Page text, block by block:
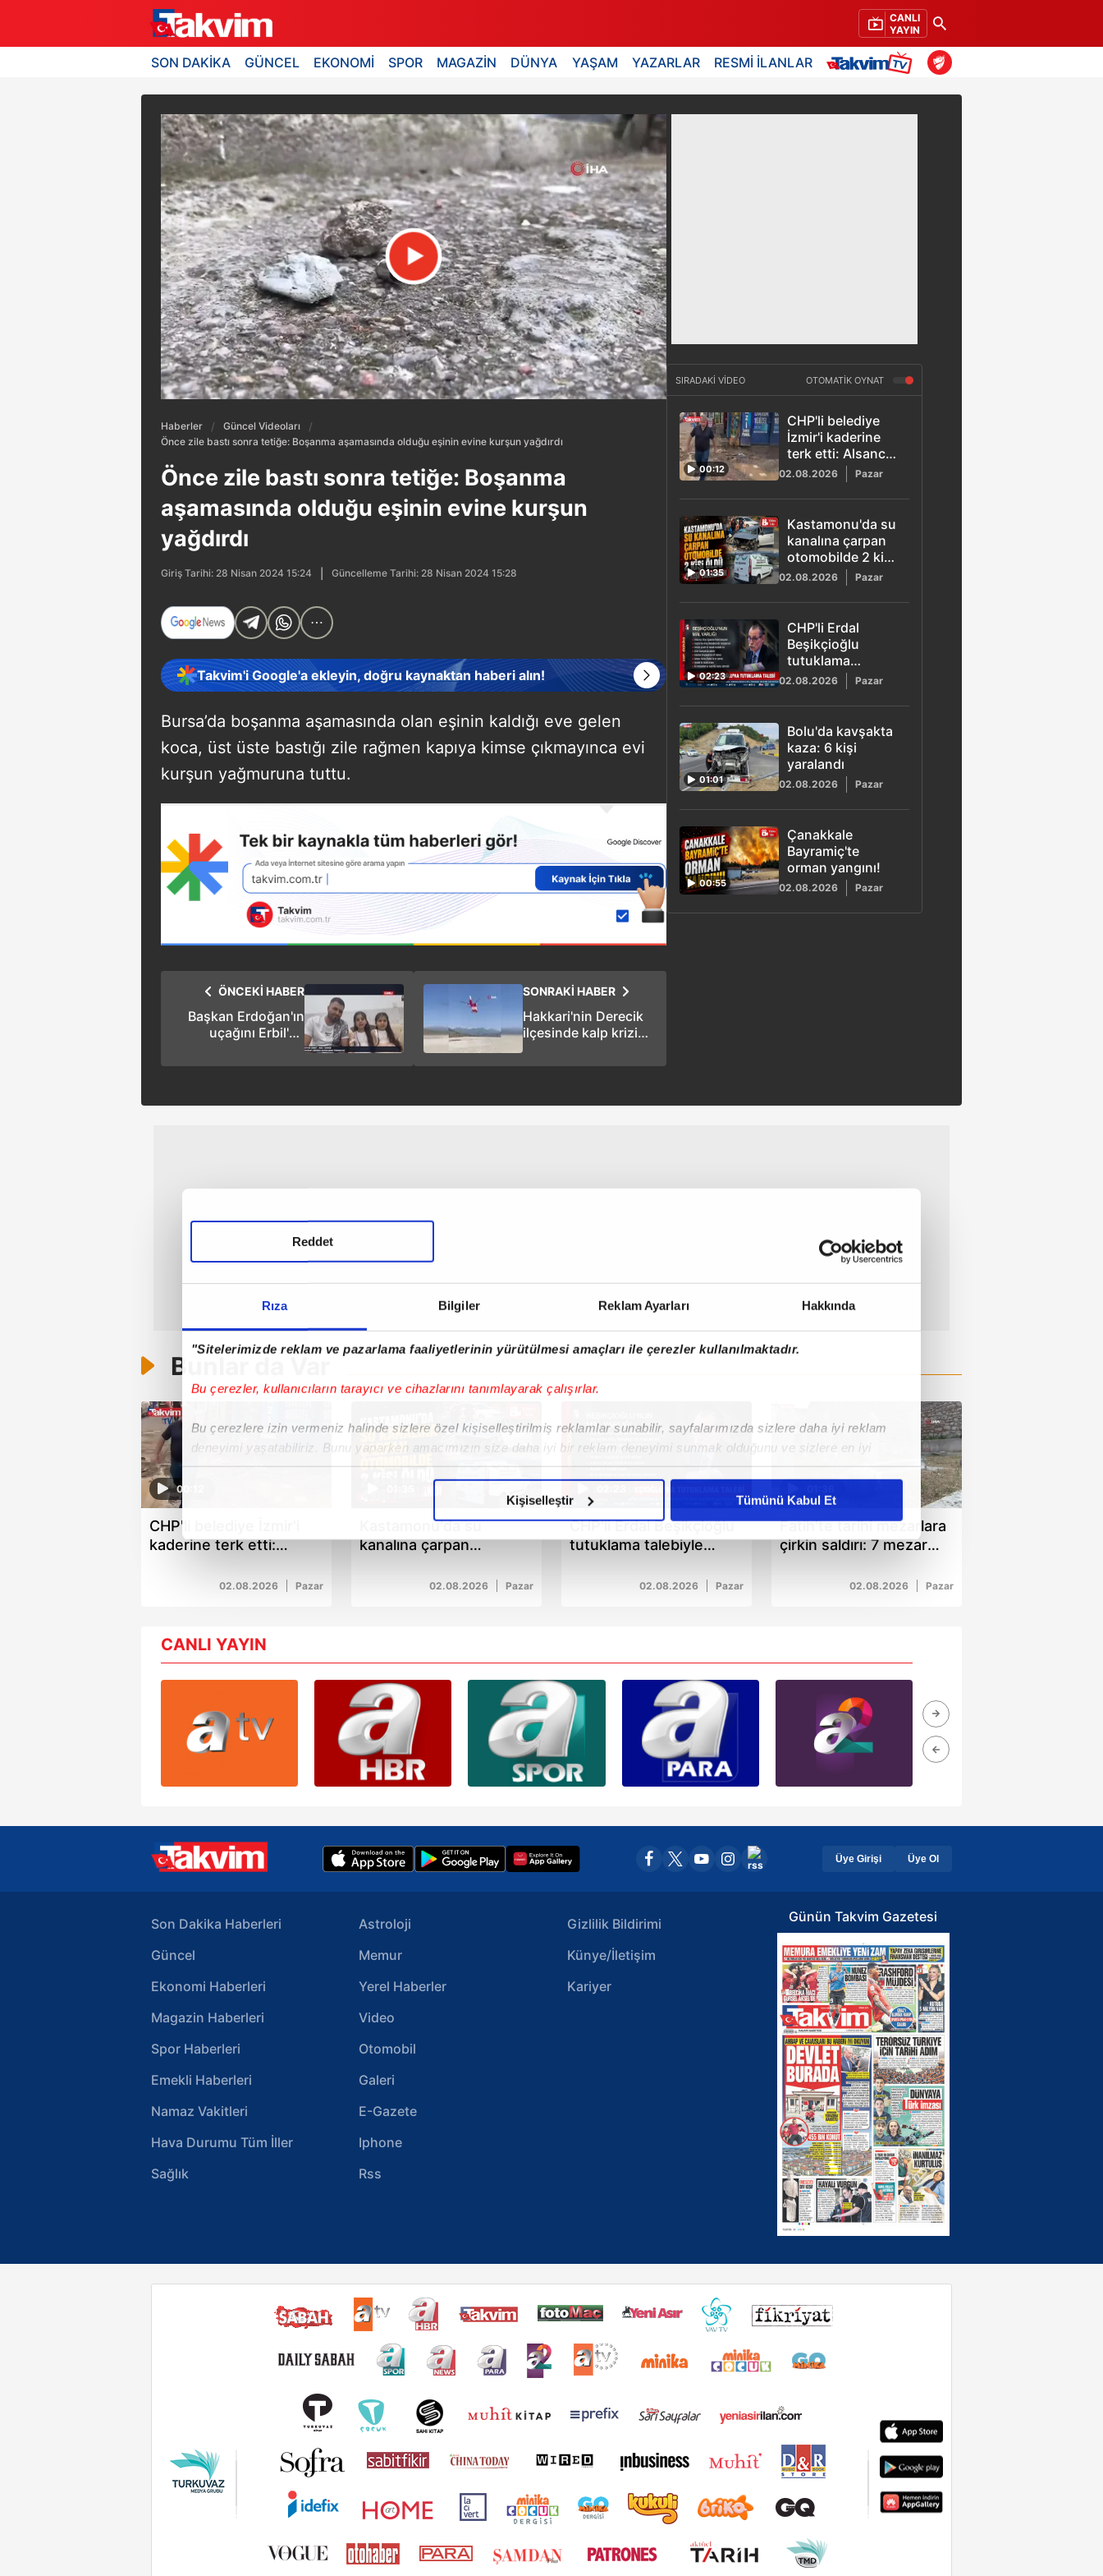
Rıza Bilgiler Reklam Ayarları Hakkında
"Sitelerimizde reklam ve pazarlama faaliyetlerinin yürütülmesi amaçları ile çerezler kullanılmaktadır.
Bu çerezler, kullanıcıların tarayıcı ve cihazlarını tanımlayarak çalışırlar.
Bu çerezlere izin vermeniz halinde sizlere özel kişiselleştirilmiş reklamlar sunabilir, sayfalarımızda sizlere daha iyi reklam
deneyimi yaşatabiliriz. Bunu yaparken amacımızın size daha iyi bir reklam deneyimi sunmak olduğunu ve sizlere en iyi
içerikleri sunabilmek adına elimizden gelen çabayı gösterdiğimizi ve bu noktada, reklamların maliyetlerimizi karşılamak
noktasında tek gelir kalemimiz olduğunu sizlere hatırlatmak isteriz.
çerezler vasıtasıyla çeşitli kişisel verileriniz işlenmekte olup gerekli olan çerezler bilgi toplumu hizmetlerinin sunulması
Çerezlere ilişkin tercihlerinizi aşağıda yer alan panel vasıtasıyla belirleyebilirsiniz. Çerezlere ilişkin detaylı bilgi için Ayarlar
butonuna tıklayabilir,
Çerez Bilgilendirme Metnimiziziyaret edebilirsiniz.
6698 sayılı Kişisel Verilerin Korunması Kanunu uyarınca hazırlanmış Aydınlatma Metnimizi okumak ve sitemizde ilgili
mevzuata uygun olarak kullanılan çerezlerle ilgili bilgi almak için lütfen
tıklayınız.
Reddet
Kişiselleştir Tümünü Kabul Et
CANLI
YAYIN
SON DAKİKA GÜNCEL EKONOMİ SPOR MAGAZİN DÜNYA YAŞAM YAZARLAR RESMİ İLANLAR
Haberler
Güncel Videoları
Önce zile bastı sonra tetiğe: Boşanma aşamasında olduğu eşinin evine kurşun yağdırdı
Önce zile bastı sonra tetiğe: Boşanma
aşamasında olduğu eşinin evine kurşun
yağdırdı
Giriş Tarihi: 28 Nisan 2024 15:24 Güncelleme Tarihi: 28 Nisan 2024 15:28
Takvim'i Google'a ekleyin, doğru kaynaktan haberi alın!
Bursa’da boşanma aşamasında olan eşinin kaldığı eve gelen
koca, üst üste bastığı zile rağmen kapıya kimse çıkmayınca evi
kurşun yağmuruna tuttu.
SONRAKİ HABER
Hakkari'nin Derecik
ilçesinde kalp krizi
imdadına ambulans
ÖNCEKİ HABER
Başkan Erdoğan'ın
uçağını Erbil'de
tutamamıştı! Küçük
SIRADAKİ VİDEO OTOMATİK OYNAT
00:12
CHP'li belediye
İzmir'i kaderine
terk etti: Alsancak
çamur bataklığı!
02.08.2026 Pazar
01:35
Kastamonu'da su
kanalına çarpan
otomobilde 2 kişi
öldü 4 kişi
02.08.2026 Pazar
02:23
CHP'li Erdal
Beşikçioğlu
tutuklama
talebiyle
mahkemeye sevk
edildi
02.08.2026 Pazar
01:01
Bolu'da kavşakta
kaza: 6 kişi
yaralandı
02.08.2026 Pazar
00:55
Çanakkale
Bayramiç'te
orman yangını!
02.08.2026 Pazar
Bunlar da Var
00:12
CHP'li belediye İzmir'i
kaderine terk etti:
02.08.2026 Pazar
Kastamonu'da su
kanalına çarpan
kişi yaralandı02.08.2026 Pazar
CHP'li Erdal Beşikçioğlu
tutuklama talebiyle
02.08.2026 Pazar
Fatih'te tarihi mezarlara
çirkin saldırı: 7 mezar
02.08.2026 Pazar
CANLI YAYIN
Üye Girişi Üye Ol
Son Dakika Haberleri
Güncel
Ekonomi Haberleri
Magazin Haberleri
Spor Haberleri
Emekli Haberleri
Namaz Vakitleri
Hava Durumu Tüm İller
Sağlık
Astroloji
Memur
Yerel Haberler
Video
Otomobil
Galeri
E-Gazete
Iphone
Rss
Gizlilik Bildirimi
Künye/İletişim
Kariyer
Günün Takvim Gazetesi